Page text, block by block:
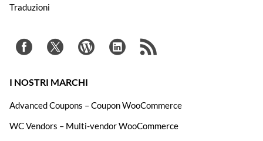
Traduzioni
I NOSTRI MARCHI
Advanced Coupons – Coupon WooCommerce
WC Vendors – Multi-vendor WooCommerce